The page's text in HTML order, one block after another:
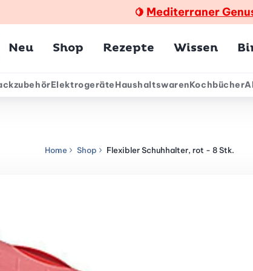
🍋 Mediterraner
Neu Shop Rezepte Wissen
ElektrogeräteHaushaltswarenKochbücher
Home Shop Flexibler Schuhhalter, rot - 8 Stk.